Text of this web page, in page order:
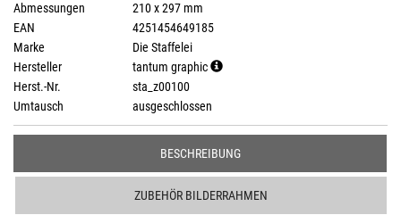
Abmessungen
210 x 297 mm
EAN
4251454649185
Marke
Die Staffelei
Hersteller
tantum graphic
Herst.-Nr.
sta_z00100
Umtausch
ausgeschlossen
BESCHREIBUNG
ZUBEHÖR BILDERRAHMEN